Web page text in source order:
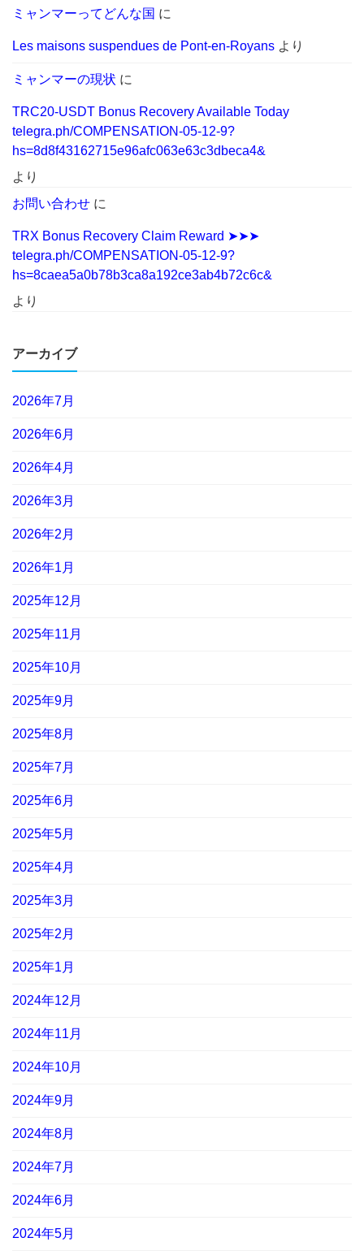
ミャンマーってどんな国 に
Les maisons suspendues de Pont-en-Royans より
ミャンマーの現状 に
TRC20-USDT Bonus Recovery Available Today
telegra.ph/COMPENSATION-05-12-9?
hs=8d8f43162715e96afc063e63c3dbeca4&
より
お問い合わせ に
TRX Bonus Recovery Claim Reward ➤➤➤
telegra.ph/COMPENSATION-05-12-9?
hs=8caea5a0b78b3ca8a192ce3ab4b72c6c&
より
アーカイブ
2026年7月
2026年6月
2026年4月
2026年3月
2026年2月
2026年1月
2025年12月
2025年11月
2025年10月
2025年9月
2025年8月
2025年7月
2025年6月
2025年5月
2025年4月
2025年3月
2025年2月
2025年1月
2024年12月
2024年11月
2024年10月
2024年9月
2024年8月
2024年7月
2024年6月
2024年5月